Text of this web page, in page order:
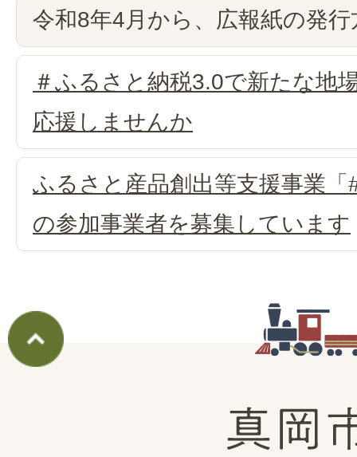
令和8年4月から、広報紙の発
＃ふるさと納税3.0で新たな地
応援しませんか
ふるさと産品創出等支援事業
の参加事業者を募集しています
真
岡